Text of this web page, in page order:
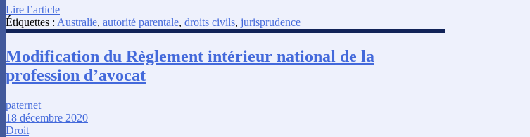
Lire l’article
Étiquettes : Australie, autorité parentale, droits civils, jurisprudence
Modification du Règlement intérieur national de la
profession d’avocat
paternet
18 décembre 2020
Droit